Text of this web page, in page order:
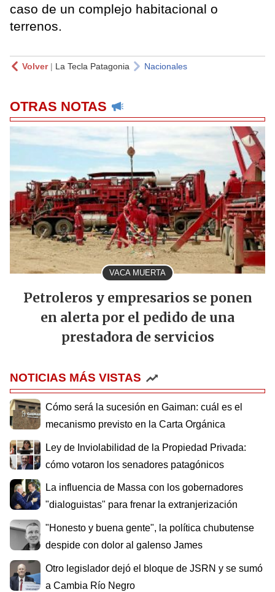
caso de un complejo habitacional o
terrenos.
Volver| La Tecla Patagonia Nacionales
OTRAS NOTAS
VACA MUERTA
Petroleros y empresarios se ponen
en alerta por el pedido de una
prestadora de servicios
NOTICIAS MÁS VISTAS
Cómo será la sucesión en Gaiman: cuál es el
mecanismo previsto en la Carta Orgánica
Ley de Inviolabilidad de la Propiedad Privada:
cómo votaron los senadores patagónicos
La influencia de Massa con los gobernadores
"dialoguistas" para frenar la extranjerización
"Honesto y buena gente", la política chubutense
despide con dolor al galenso James
Otro legislador dejó el bloque de JSRN y se sumó
a Cambia Río Negro